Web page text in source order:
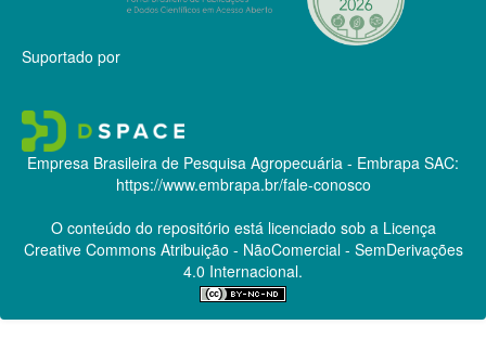
Suportado por
Empresa Brasileira de Pesquisa Agropecuária - Embrapa SAC:
https://www.embrapa.br/fale-conosco
O conteúdo do repositório está licenciado sob a Licença
Creative CommonsAtribuição - NãoComercial - SemDerivações
4.0 Internacional.